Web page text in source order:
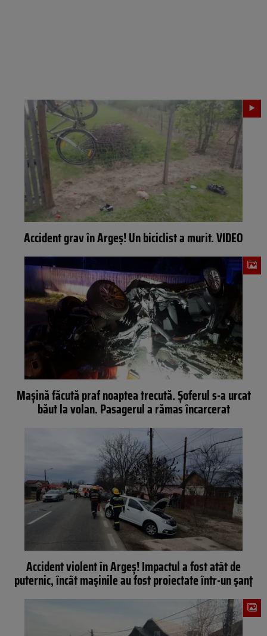
Accident grav în Argeș! Un biciclist a murit. VIDEO
Mașină făcută praf noaptea trecută. Șoferul s-a urcat
băut la volan. Pasagerul a rămas încarcerat
Accident violent în Argeș! Impactul a fost atât de
puternic, încât mașinile au fost proiectate într-un șanț